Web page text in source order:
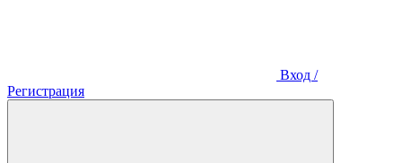
Вход /
Регистрация